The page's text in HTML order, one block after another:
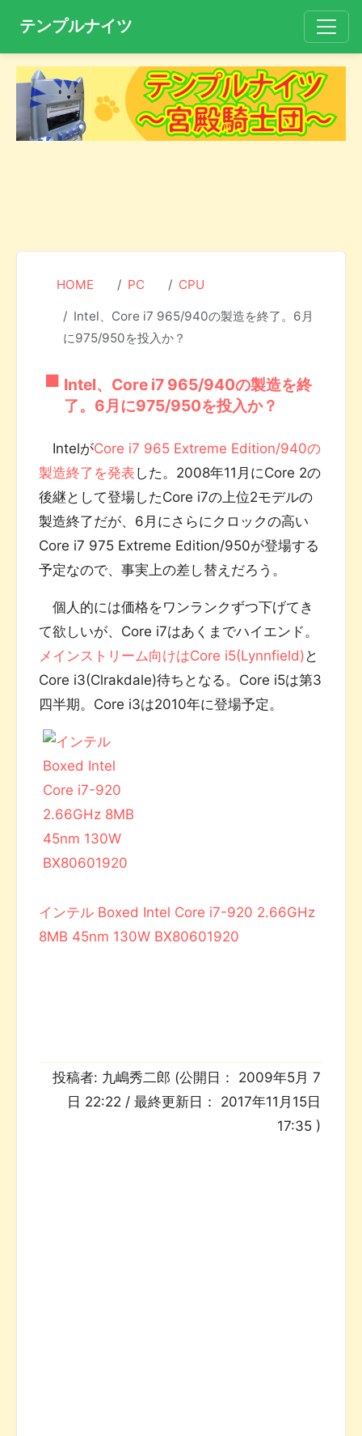
テンプルナイツ
HOME PC CPU
Intel、Core i7 965/940の製造を終了。6月
に975/950を投入か？
Intel、Core i7 965/940の製造を終
了。6月に975/950を投入か？
IntelがCore i7 965 Extreme Edition/940の
製造終了を発表 した。2008年11月にCore 2の
後継として登場したCore i7の上位2モデルの
製造終了だが、6月にさらにクロックの高い
Core i7 975 Extreme Edition/950が登場する
予定なので、事実上の差し替えだろう。
個人的には価格をワンランクずつ下げてき
て欲しいが、Core i7はあくまでハイエンド。
メインストリーム向けはCore i5(Lynnfield) と
Core i3(Clrakdale)待ちとなる。Core i5は第3
四半期。Core i3は2010年に登場予定。
インテル Boxed Intel Core i7-920 2.66GHz
8MB 45nm 130W BX80601920
投稿者: 九嶋秀二郎 (公開日： 2009年5月 7
日 22:22 / 最終更新日： 2017年11月15日
17:35 )